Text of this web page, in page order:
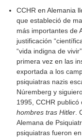
CCHR en Alemania
que estableció de
más importantes de
justificación
“vida indigna de
primera vez en las
exportada a los
psiquiatras nazis
Núremberg y
1995, CCHR
hombres tras Hitler
Alemana de
psiquiatras fueron